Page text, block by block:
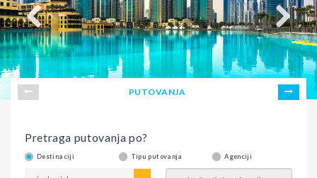
PUTOVANJA
Pretraga putovanja po?
Destinaciji Tipu putovanja Agenciji